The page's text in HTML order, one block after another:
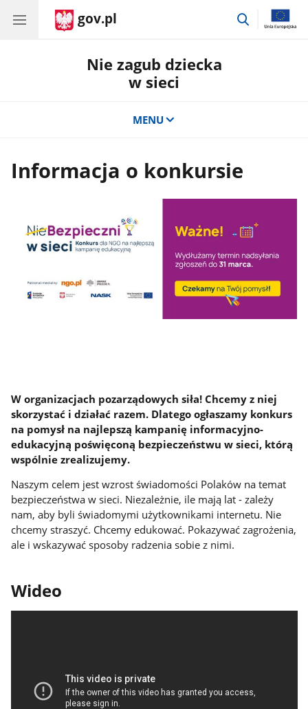
gov.pl
przejdź
Nie zagub dziecka
w sieci
MENU
Informacja o konkursie
W organizacjach pozarządowych siła! Chcemy z niej
skorzystać i działać razem. Dlatego ogłaszamy konkurs
na pomysł na najlepszą kampanię informacyjno-
edukacyjną poświęconą bezpieczeństwu w sieci, którą
wspólnie zrealizujemy.
Naszym celem jest wzrost świadomości Polaków na temat
bezpieczeństwa w sieci. Niezależnie, ile mają lat - zależy
nam, aby byli świadomymi użytkownikami internetu. Nie
chcemy straszyć. Chcemy edukować. Pokazywać zagrożenia,
ale i wskazywać sposoby radzenia sobie z nimi.
Wideo